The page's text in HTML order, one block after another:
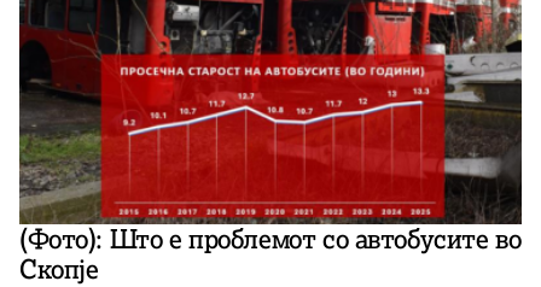
(Фото): Што е проблемот со автобусите во
Скопје